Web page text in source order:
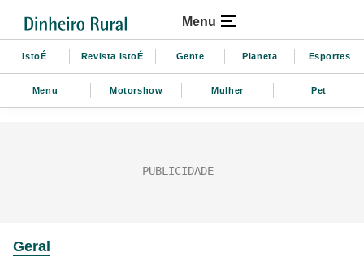
Menu
IstoÉ Revista IstoÉ Gente Planeta Esportes
Menu Motorshow Mulher Pet
Geral